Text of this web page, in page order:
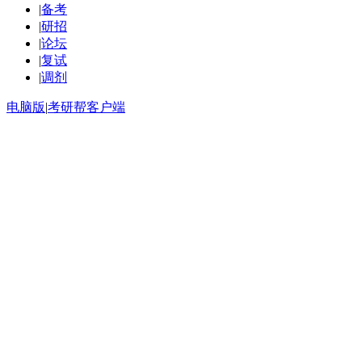
|备考
|研招
|论坛
|复试
|调剂
电脑版|考研帮客户端